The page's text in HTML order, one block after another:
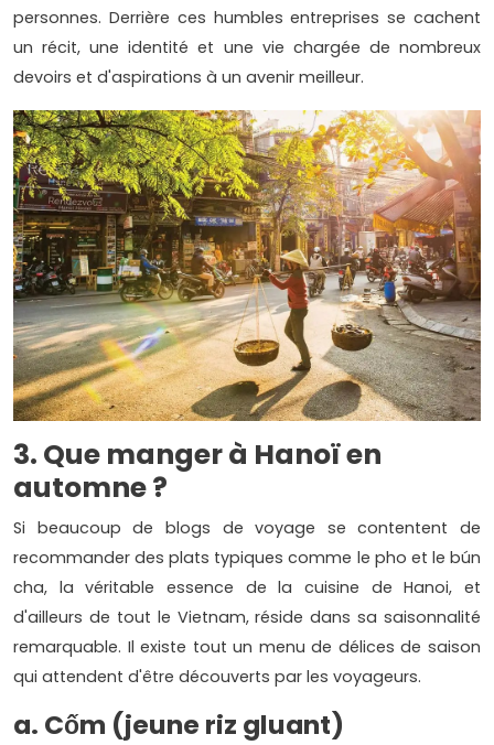
personnes. Derrière ces humbles entreprises se cachent
un récit, une identité et une vie chargée de nombreux
devoirs et d'aspirations à un avenir meilleur.
3. Que manger à Hanoï en
automne ?
Si beaucoup de blogs de voyage se contentent de
recommander des plats typiques comme le pho et le bún
cha, la véritable essence de la cuisine de Hanoi, et
d'ailleurs de tout le Vietnam, réside dans sa saisonnalité
remarquable. Il existe tout un menu de délices de saison
qui attendent d'être découverts par les voyageurs.
a. Cốm (jeune riz gluant)